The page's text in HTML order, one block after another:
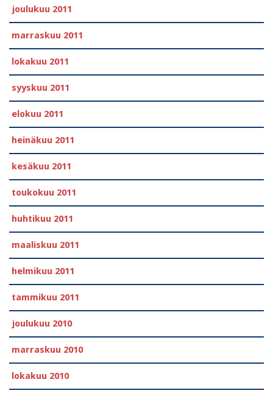
joulukuu 2011
marraskuu 2011
lokakuu 2011
syyskuu 2011
elokuu 2011
heinäkuu 2011
kesäkuu 2011
toukokuu 2011
huhtikuu 2011
maaliskuu 2011
helmikuu 2011
tammikuu 2011
joulukuu 2010
marraskuu 2010
lokakuu 2010